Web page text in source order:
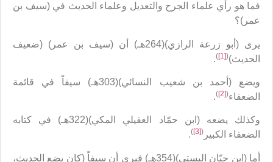
فما هو رأي علماء الجرح والتعديل وعلماء الحديث في (سيف بن
عمر)؟
يرى (أبو زرعة الرازي)(264هـ) أن (سيف بن عمر) (ضعيف
الحديث)(
[1]
)
.
ويضع (أحمد بن شعيب النسائي)(303هـ) سيفاً في قائمة
الضعفاء(
[2]
)
.
وكذلك يضعه (ابن حمّاد العقيلي المكي)(322هـ) في كتابه
الضعفاء الكبير (
[3]
)
.
أما (ابن حِبّان البستي)(354هـ) فيرى أن سيفاً (كان يضع الحديث،